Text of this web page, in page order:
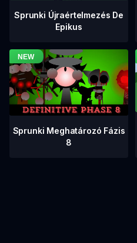
Sprunki Újraértelmezés De
Epikus
Sprunki Meghatározó Fázis
8